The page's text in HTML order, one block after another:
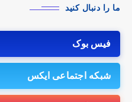
ما را دنبال کنید
فیس بوک
شبکه اجتماعی ایکس